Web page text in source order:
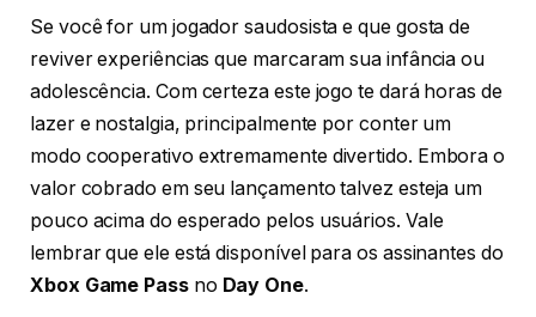
Se você for um jogador saudosista e que gosta de
reviver experiências que marcaram sua infância ou
adolescência. Com certeza este jogo te dará horas de
lazer e nostalgia, principalmente por conter um
modo cooperativo extremamente divertido. Embora o
valor cobrado em seu lançamento talvez esteja um
pouco acima do esperado pelos usuários. Vale
lembrar que ele está disponível para os assinantes do
Xbox Game Passno Day One.